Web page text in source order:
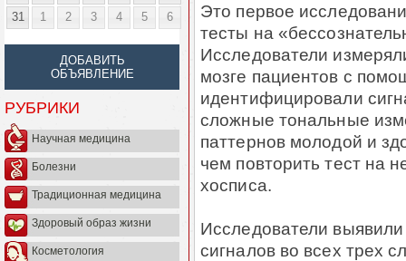
31
1 2 3 4 5 6
ДОБАВИТЬ
ОБЪЯВЛЕНИЕ
РУБРИКИ
Научная медицина
Болезни
Традиционная медицина
Здоровый образ жизни
Косметология
Это первое
тесты на
Исследователи
мозге пациентов с
идентифицировали
сложные тональные
паттернов молодой и
чем повторить тест на
хосписа.
Исследователи
сигналов во всех трех